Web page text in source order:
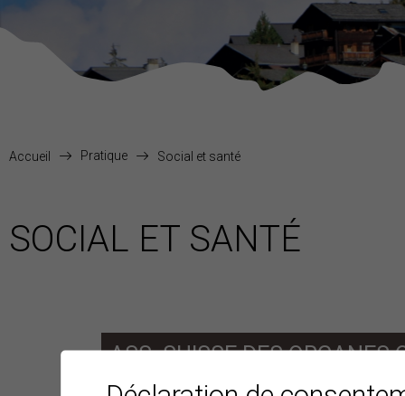
Accueil Pratique Social et santé
SOCIAL ET SANTÉ
ASS. SUISSE DES ORGANES